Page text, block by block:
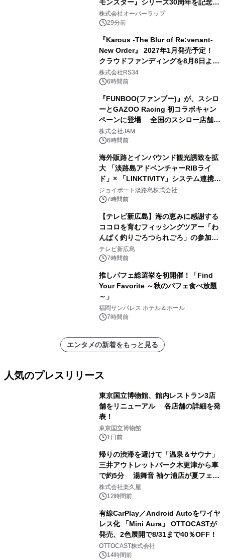
モンスター』シリーズ30周年を記念し
た画集『ポケットモンスター ビジュア
ルアートブック』の発売決定！ 2026
株式会社オーバーラップ
29分前
『Karous -The Blur of Re:venant-
New Order』 2027年1月発売予定！
クラウドファンディングを8月8日より
開始
株式会社RS34
6時間前
『FUNBOO(ファンブー)』が、スシロ
ーとGAZOO Racing 初コラボキャン
ペーンに登場 全国のスシロー店舗で
GR 4車種の FUNBOO(ミニカー)付き
メニューが展開されます
株式会社JAM
6時間前
海外販路とインバウンド観光誘致を拡
大 「淡路島アドベンチャーRIBライ
ド」× 「LINKTIVITY」システム連携を
開始！
ジョイポート淡路島株式会社
7時間前
【テレビ新広島】海の恵みに感謝する
ココロを育むフィッシングツアー「わ
んぱく釣りごろつられごろ」の参加小
学生を募集
テレビ新広島
7時間前
推しパフェ総選挙を初開催！「Find
Your Favorite ～秋のパフェ食べ放題
～」
福岡サンパレス ホテル＆ホール
7時間前
エンタメの新着をもっと見る
人気のプレスリリース
東京国立博物館、館内レストラン3店
舗をリニューアル 各店舗の詳細を発
表！
東京国立博物館
1日前
帰りの渋滞を避けて「温泉＆サウナ」
三井アウトレットパーク木更津から車
で約5分 湯舞音 袖ケ浦店が夏フェア
メニューを提供
株式会社楽久屋
12時間前
有線CarPlay／Android Autoをワイヤ
レス化 「Mini Aura」 OTTOCASTが
発売、2色展開で8/31まで40％OFF！
OTTOCAST株式会社
14時間前